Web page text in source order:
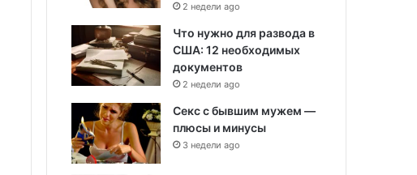
2 недели ago
Что нужно для развода в
США: 12 необходимых
документов
2 недели ago
Секс с бывшим мужем —
плюсы и минусы
3 недели ago